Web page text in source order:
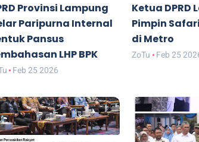
Provinsi Lampung
Paripurna Internal
Pansus
LHP BPK
Feb 25 2026
Ketua DPRD
Pimpin
di Metro
ZoTu Feb 25